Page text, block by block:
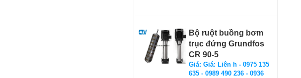
Bộ ruột buồng bơm
trục đứng Grundfos
CR 90-5
Giá: Giá: Liên h - 0975 135
635 - 0989 490 236 - 0936